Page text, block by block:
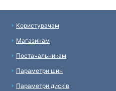
Користувачам
Магазинам
Постачальникам
Параметри шин
Параметри дисків